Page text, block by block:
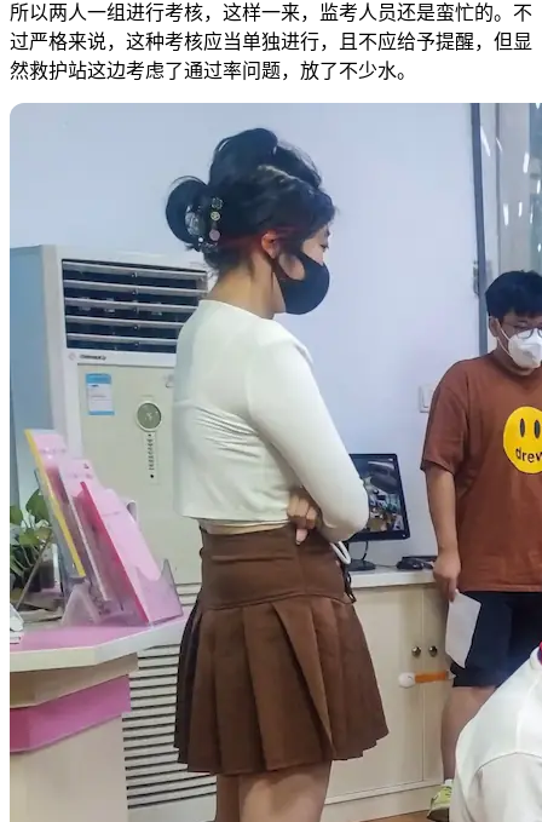
所以两人一组进行考核，这样一来，监考人员还是蛮忙的。不
过严格来说，这种考核应当单独进行，且不应给予提醒，但显
然救护站这边考虑了通过率问题，放了不少水。